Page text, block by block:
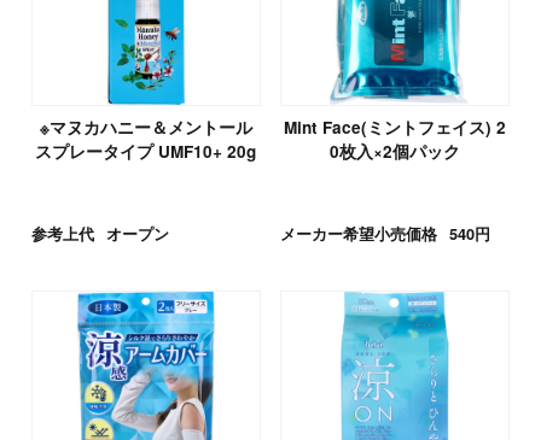
※マヌカハニー＆メントール
スプレータイプ UMF10+ 20g
参考上代 オープン
Mint Face(ミントフェイス) 2
0枚入×2個パック
メーカー希望小売価格 540円